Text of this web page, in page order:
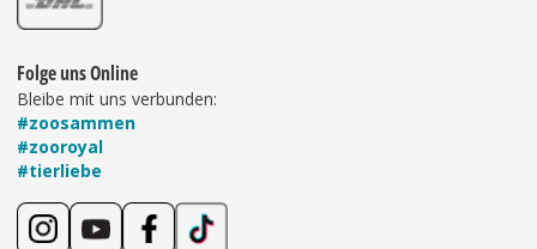
Folge uns Online
Bleibe mit uns verbunden:
#zoosammen
#zooroyal
#tierliebe